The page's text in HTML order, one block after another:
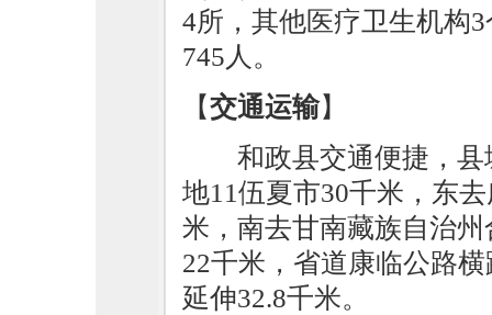
4所，其他医疗卫生机构
745人。
【交通运输】
和政县交通便捷，
地11伍夏市30千米，东
米，南去甘南藏族自治
22千米，省道康临公路
延伸32.8千米。